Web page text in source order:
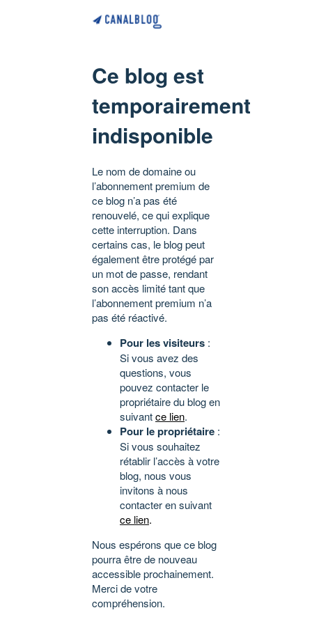
Ce blog est
temporairement
indisponible
Le nom de domaine ou
l’abonnement premium de
ce blog n’a pas été
renouvelé, ce qui explique
cette interruption. Dans
certains cas, le blog peut
également être protégé par
un mot de passe, rendant
son accès limité tant que
l’abonnement premium n’a
pas été réactivé.
Pour les visiteurs :
Si vous avez des
questions, vous
pouvez contacter le
propriétaire du blog en
suivantce lien.
Pour le propriétaire :
Si vous souhaitez
rétablir l’accès à votre
blog, nous vous
invitons à nous
contacter en suivant
ce lien.
Nous espérons que ce blog
pourra être de nouveau
accessible prochainement.
Merci de votre
compréhension.